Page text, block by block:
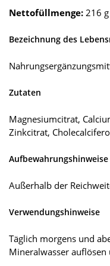
Nettofüllmenge: 216 g
Bezeichnung des
Zutaten
Magnesiumcitrat,
Zinkcitrat,
Aufbewahrungshinweise
Außerhalb der
Verwendungshinweise
Täglich morgens und
Mineralwasser